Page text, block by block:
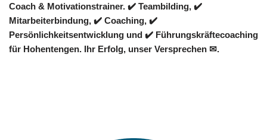
Coach & Motivationstrainer. ✔️ Teambilding, ✔️
Mitarbeiterbindung, ✔️ Coaching, ✔️
Persönlichkeitsentwicklung und ✔️ Führungskräftecoaching
für Hohentengen. Ihr Erfolg, unser Versprechen ✉.